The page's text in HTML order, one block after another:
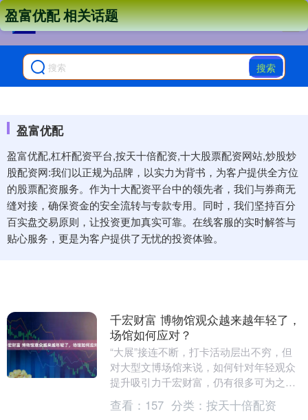
搜索
盈富优配
盈富优配,杠杆配资平台,按天十倍配资,十大股票配资网站,炒股炒
股配资网:我们以正规为品牌，以实力为背书，为客户提供全方位
的股票配资服务。作为十大配资平台中的领先者，我们与券商无
缝对接，确保资金的安全流转与专款专用。同时，我们坚持百分
百实盘交易原则，让投资更加真实可靠。在线客服的实时解答与
贴心服务，更是为客户提供了无忧的投资体验。
盈富优配 相关话题
千宏财富 博物馆观众越来越年轻了，
场馆如何应对？
“大展”接连不断，打卡活动层出不穷，但
对大型文博场馆来说，如何针对年轻观众
提升吸引力千宏财富，仍有很多可为之
处。 近日在上海前滩太古里举办的第四
届“双城青年文化....
查看： 157 分类： 按天十倍配资